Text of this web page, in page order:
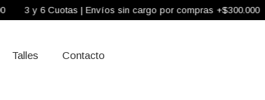
| Envíos sin cargo por compras +$300.000 3 y 6
Talles Contacto